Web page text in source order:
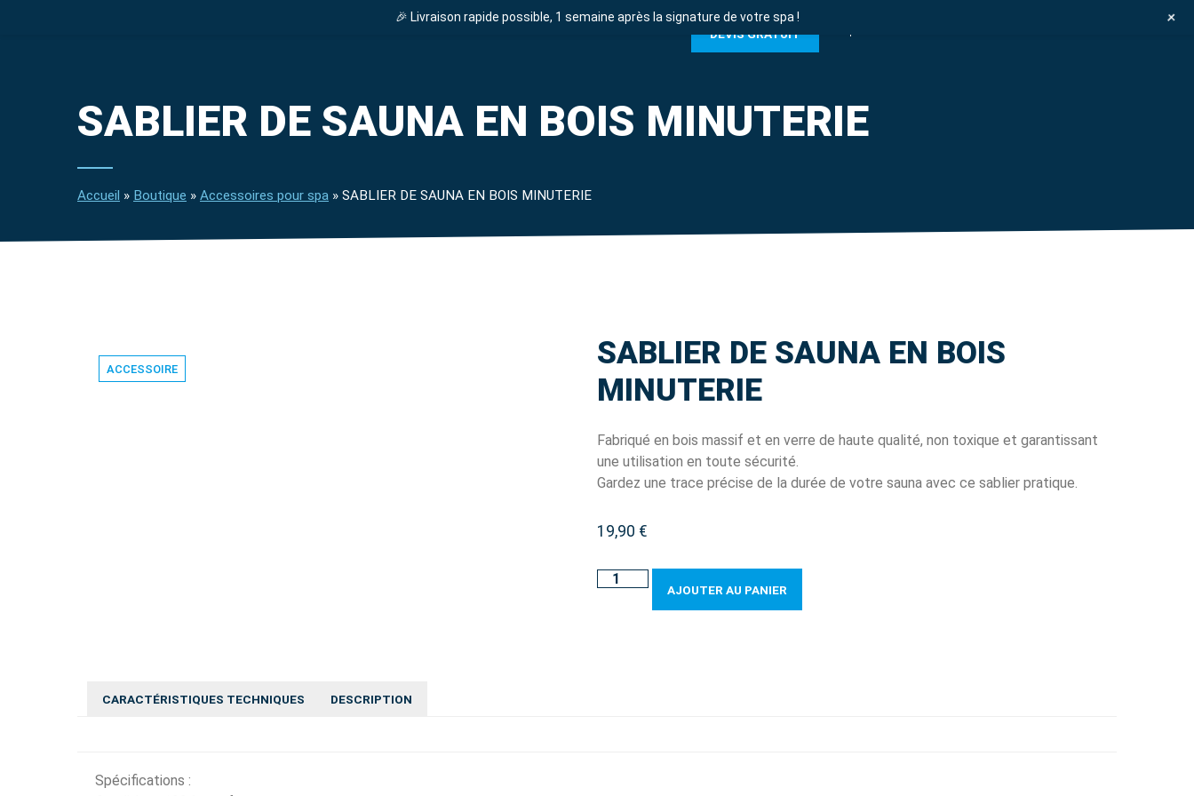
DEVIS GRATUIT
SABLIER DE SAUNA EN BOIS MINUTERIE
Accueil » Boutique » Accessoires pour spa » SABLIER DE SAUNA EN BOIS MINUTERIE
ACCESSOIRE
SABLIER DE SAUNA EN BOIS
MINUTERIE
Fabriqué en bois massif et en verre de haute qualité, non toxique et garantissant
une utilisation en toute sécurité.
Gardez une trace précise de la durée de votre sauna avec ce sablier pratique.
19,90 €
AJOUTER AU PANIER
CARACTÉRISTIQUES TECHNIQUES DESCRIPTION
Spécifications :
🎉 Livraison rapide possible, 1 semaine après la signature de votre spa ! +